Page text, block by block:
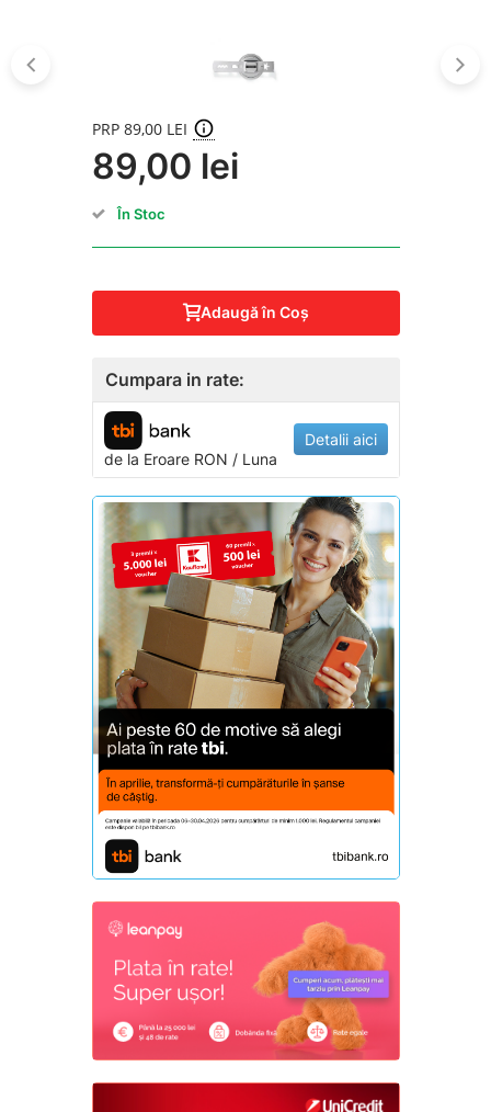
PRP 89,00 LEI
89,00 lei
În Stoc
Adaugă în Coş
Cumpara in rate:
de la EroareRON / Luna
Detalii aici